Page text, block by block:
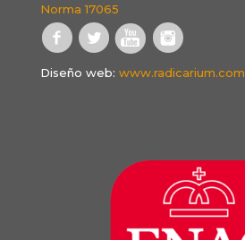
Norma 17065
Diseño web: www.radicarium.com